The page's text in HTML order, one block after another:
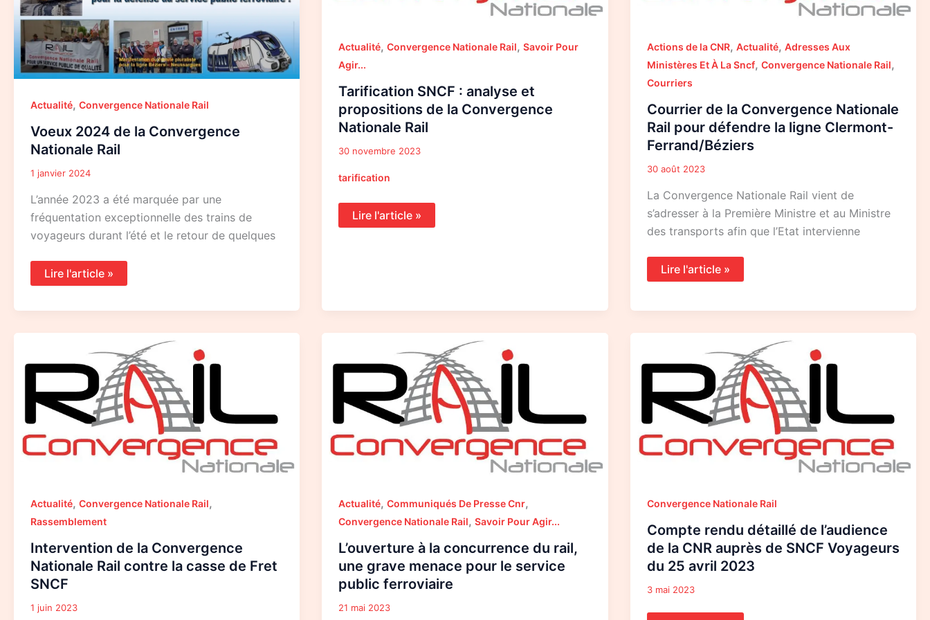
Actualité, Convergence Nationale Rail
Voeux 2024 de la Convergence
Nationale Rail
1 janvier 2024
L’année 2023 a été marquée par une
fréquentation exceptionnelle des trains de
voyageurs durant l’été et le retour de quelques
Lire l'article »
Actualité,Convergence Nationale Rail,Savoir Pour
Agir...
Tarification SNCF : analyse et
propositions de la Convergence
Nationale Rail
30 novembre 2023
tarification
Lire l'article »
Actions de la CNR, Actualité, Adresses Aux
Ministères Et À La Sncf, Convergence Nationale Rail,
Courriers
Courrier de la Convergence Nationale
Rail pour défendre la ligne Clermont-
Ferrand/Béziers
30 août 2023
La Convergence Nationale Rail vient de
s’adresser à la Première Ministre et au Ministre
des transports afin que l’Etat intervienne
Ferrand/Béziers
Lire l'article »
Actualité, Convergence Nationale Rail,
Rassemblement
Intervention de la Convergence
Nationale Rail contre la casse de Fret
SNCF
1 juin 2023
la
Convergence
Nationale
Rail
contre
de
Fret
SNCF
Actualité,Communiqués De Presse Cnr,
Convergence Nationale Rail,Savoir Pour Agir...
L’ouverture à la concurrence du rail,
une grave menace pour le service
public ferroviaire
21 mai 2023
la
concurrence
rail,
une
grave
menace
pour
le
service
Convergence Nationale Rail
Compte rendu détaillé de l’audience
de la CNR auprès de SNCF Voyageurs
du 25 avril 2023
3 mai 2023
détaillé
de
l’audience
de
la
CNR
de
SNCF
Voyageurs
2023